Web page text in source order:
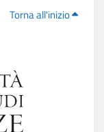
Torna all'inizio